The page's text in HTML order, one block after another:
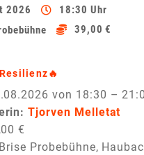
2026
18:30 Uhr
39,00 €
🔥
von 18:30 –
Tjorven Melletat
€
Probebühne,